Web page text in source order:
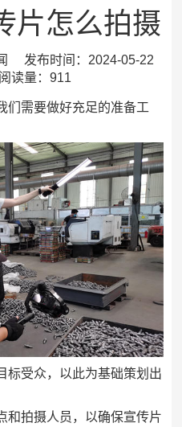
片怎么拍摄
发布时间：2024-05-22
读量：911
们需要做好充足的准备工
标受众，以此为基础策划出
和拍摄人员，以确保宣传片